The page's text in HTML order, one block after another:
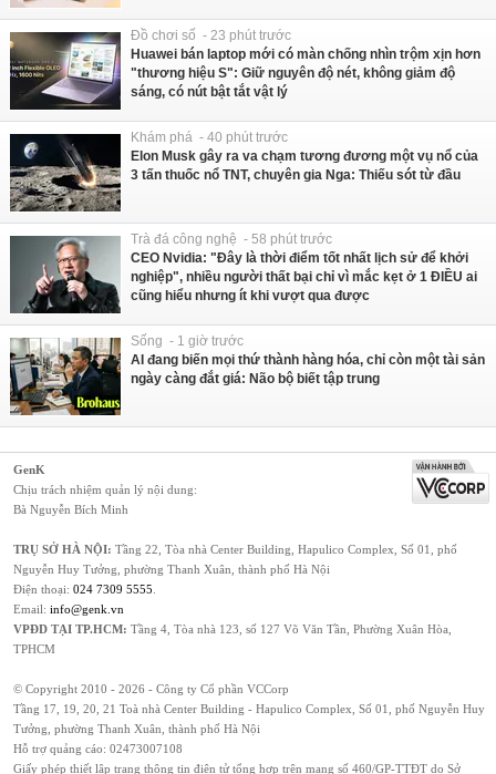
Đồ chơi số - 23 phút trước
Huawei bán laptop mới có màn chống nhìn trộm xịn hơn
"thương hiệu S": Giữ nguyên độ nét, không giảm độ
sáng, có nút bật tắt vật lý
Khám phá - 40 phút trước
Elon Musk gây ra va chạm tương đương một vụ nổ của
3 tấn thuốc nổ TNT, chuyên gia Nga: Thiếu sót từ đầu
Trà đá công nghệ - 58 phút trước
CEO Nvidia: "Đây là thời điểm tốt nhất lịch sử để khởi
nghiệp", nhiều người thất bại chỉ vì mắc kẹt ở 1 ĐIỀU ai
cũng hiểu nhưng ít khi vượt qua được
Sống - 1 giờ trước
AI đang biến mọi thứ thành hàng hóa, chỉ còn một tài sản
ngày càng đắt giá: Não bộ biết tập trung
GenK
Chịu trách nhiệm quản lý nội dung:
Bà Nguyễn Bích Minh
TRỤ SỞ HÀ NỘI: Tầng 22, Tòa nhà Center Building, Hapulico Complex, Số 01, phố
Nguyễn Huy Tưởng, phường Thanh Xuân, thành phố Hà Nội
Điện thoại: 024 7309 5555
Email: info@genk.vn
VPĐD TẠI TP.HCM: Tầng 4, Tòa nhà 123, số 127 Võ Văn Tần, Phường Xuân Hòa,
TPHCM
© Copyright 2010 - 2026 - Công ty Cổ phần VCCorp
Tầng 17, 19, 20, 21 Toà nhà Center Building - Hapulico Complex, Số 01, phố Nguyễn Huy
Tưởng, phường Thanh Xuân, thành phố Hà Nội
Hỗ trợ quảng cáo: 02473007108
Giấy phép thiết lập trang thông tin điện tử tổng hợp trên mạng số 460/GP-TTĐT do Sở